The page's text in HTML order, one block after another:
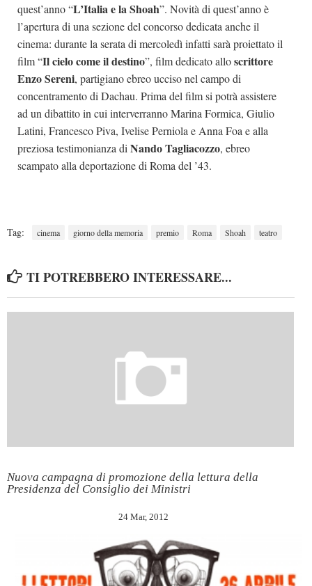
Marketing
quest’anno “L’Italia e la Shoah”. Novità di quest’anno è
l’apertura di una sezione del concorso dedicata anche il
cinema: durante la serata di mercoledì infatti sarà proiettato il
film “Il cielo come il destino”, film dedicato alloscrittore
Enzo Sereni, partigiano ebreo ucciso nel campo di
concentramento di Dachau. Prima del film si potrà assistere
ad un dibattito in cui interverranno Marina Formica, Giulio
Latini, Francesco Piva, Ivelise Perniola e Anna Foa e alla
preziosa testimonianza di Nando Tagliacozzo, ebreo
scampato alla deportazione di Roma del ’43.
Tag: cinema giorno della memoria premio Roma Shoah teatro
TI POTREBBERO INTERESSARE...
Nuova campagna di promozione della lettura della
Presidenza del Consiglio dei Ministri
24 Mar, 2012